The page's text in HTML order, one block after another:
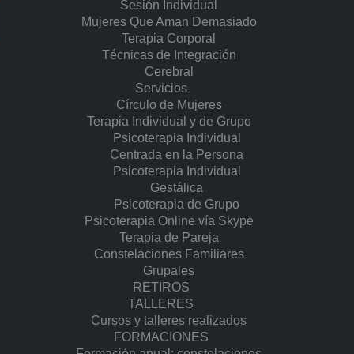
Sesión Individual
Mujeres Que Aman Demasiado
Terapia Corporal
Técnicas de Integración
Cerebral
Servicios
Círculo de Mujeres
Terapia Individual y de Grupo
Psicoterapia Individual
Centrada en la Persona
Psicoterapia Individual
Gestálica
Psicoterapia de Grupo
Psicoterapia Online vía Skype
Terapia de Pareja
Constelaciones Familiares
Grupales
RETIROS
TALLERES
Cursos y talleres realizados
FORMACIONES